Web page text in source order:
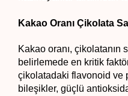
Kakao Oranı Çikolata
Kakao oranı, çikolatanın
belirlemede en kritik
çikolatadaki flavonoid ve
bileşikler, güçlü